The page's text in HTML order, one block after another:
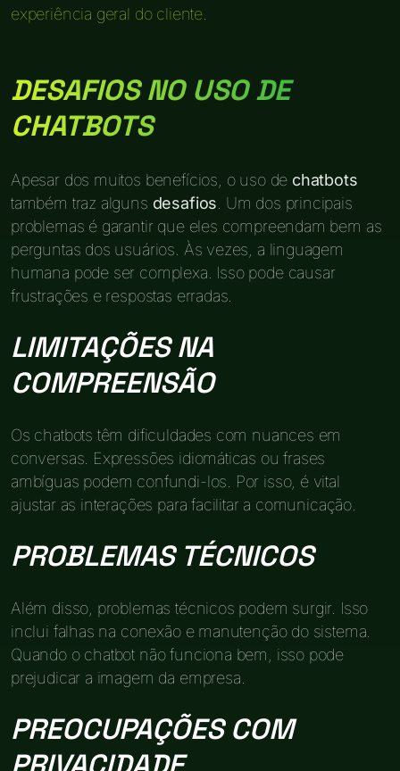
experiência geral do cliente.
DESAFIOS NO USO DE
CHATBOTS
Apesar dos muitos benefícios, o uso de chatbots
também traz alguns desafios . Um dos principais
problemas é garantir que eles compreendam bem as
perguntas dos usuários. Às vezes, a linguagem
humana pode ser complexa. Isso pode causar
frustrações e respostas erradas.
LIMITAÇÕES NA
COMPREENSÃO
Os chatbots têm dificuldades com nuances em
conversas. Expressões idiomáticas ou frases
ambíguas podem confundi-los. Por isso, é vital
ajustar as interações para facilitar a comunicação.
PROBLEMAS TÉCNICOS
Além disso, problemas técnicos podem surgir. Isso
inclui falhas na conexão e manutenção do sistema.
Quando o chatbot não funciona bem, isso pode
prejudicar a imagem da empresa.
PREOCUPAÇÕES COM